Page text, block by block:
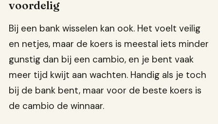
voordelig
Bij een bank wisselen kan ook. Het voelt veilig
en netjes, maar de koers is meestal iets minder
gunstig dan bij een cambio, en je bent vaak
meer tijd kwijt aan wachten. Handig als je toch
bij de bank bent, maar voor de beste koers is
de cambio de winnaar.